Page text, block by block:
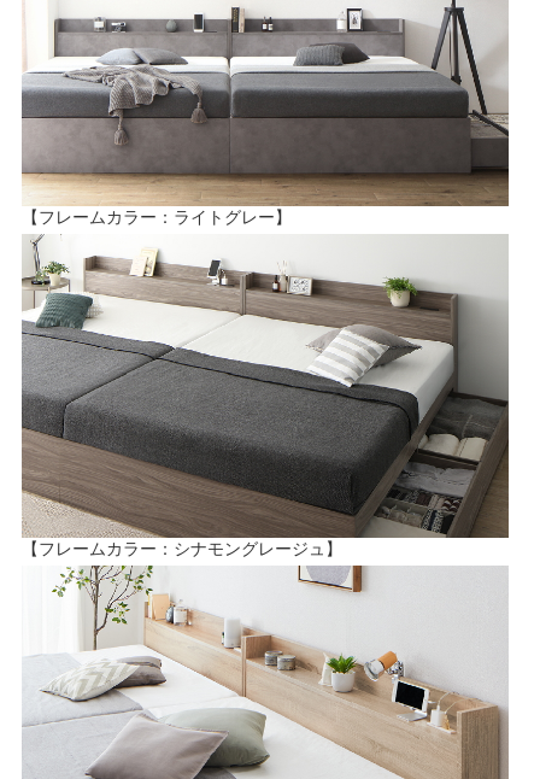
【フレームカラー：ライトグレー】
【フレームカラー：シナモングレージュ】